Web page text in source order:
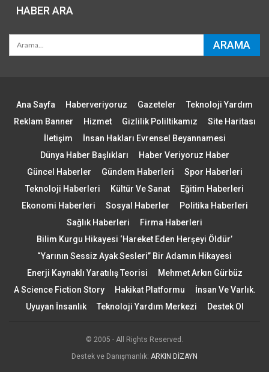
HABER ARA
Ana Sayfa Haberveriyoruz Gazeteler
Teknoloji Yardım
Reklam Banner
Hizmet Gizlilik Poliltikamız
Site Haritası
İletişim
İnsan Hakları Evrensel Beyannamesi
Dünya Haber Başlıkları
Haber Veriyoruz Haber
Güncel Haberler
Gündem Haberleri
Spor Haberleri
Teknoloji Haberleri
Kültür Ve Sanat
Eğitim Haberleri
Ekonomi Haberleri
Sosyal Haberler
Politika Haberleri
Sağlık Haberleri
Firma Haberleri
Bilim Kurgu Hikayesi ‘Hareket Eden Herşeyi Öldür’
“Yarının Sessiz Ayak Sesleri” Bir Adamın Hikayesi
Enerji Kaynaklı Yaratılış Teorisi
Mehmet Arkın Gürbüz
A Science Fiction Story
Hakikat Platformu
İnsan Ve Varlık.
Uyuyan İnsanlık
Teknoloji Yardım Merkezi Destek Ol
© 2005 - All Rights Reserved.
Destek ve Danışmanlık: ARKIN DİZAYN